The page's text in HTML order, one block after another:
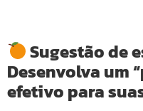
Sugestão de
Desenvolva um
efetivo para